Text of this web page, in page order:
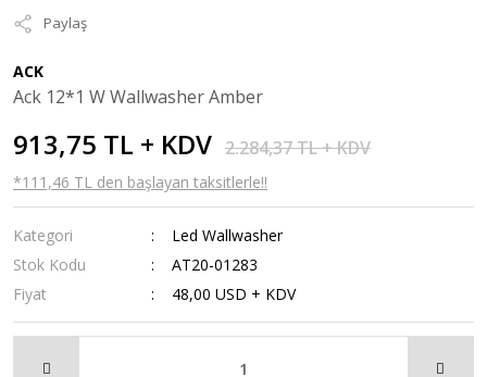
Paylaş
ACK
Ack 12*1 W Wallwasher Amber
913,75 TL + KDV 2.284,37 TL + KDV
*111,46 TL den başlayan taksitlerle!!
Kategori
Led Wallwasher
Stok Kodu
AT20-01283
Fiyat
48,00 USD + KDV